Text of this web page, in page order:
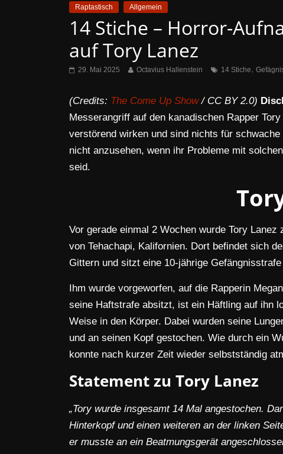
Raptastisch Allgemein
14 Stiche – Horror-
auf Tory Lanez
29. Mai 2025 Octavius Hallenstein 14 Stiche,
(Credits: The Come Up Show/ CC BY 2.0)
Messerangriff auf den kanadischen Rapper
verstörend wirken und sind nichts für
nicht anzusehen, wenn ihr Probleme mit
seid.
Vor gerade einmal 2 Wochen wurde Tory
von Tehachapi, Kalifornien. Dort befindet sich
Gittern und sitzt eine 10-jährige Gefängnisstrafe
Ihm wurde vorgeworfen, auf die Rapperin
seine Haftstrafe absitzt, ist ein Häftling auf ihn
Weise in den Körper. Dabei wurden seine
und an seinen Kopf gestochen. Wie durch ein
konnte nach kurzer Zeit wieder selbstständig
Statement zu Tory Lanez
„Tory wurde insgesamt 14 Mal angestochen.
Hinterkopf und einen weiteren an der linken
er musste an ein Beatmungsgerät